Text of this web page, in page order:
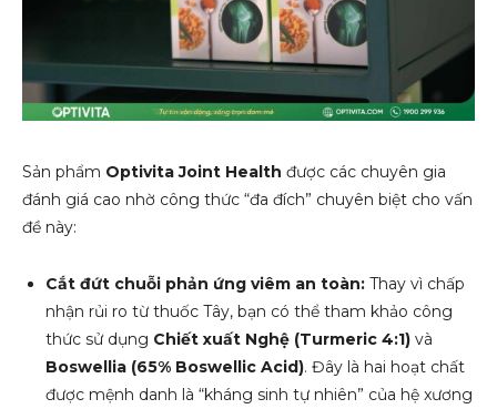
Sản phẩm Optivita Joint Health được các chuyên gia
đánh giá cao nhờ công thức “đa đích” chuyên biệt cho vấn
đề này:
Cắt đứt chuỗi phản ứng viêm an toàn: Thay vì chấp
nhận rủi ro từ thuốc Tây, bạn có thể tham khảo công
thức sử dụng Chiết xuất Nghệ (Turmeric 4:1) và
Boswellia (65% Boswellic Acid). Đây là hai hoạt chất
được mệnh danh là “kháng sinh tự nhiên” của hệ xương